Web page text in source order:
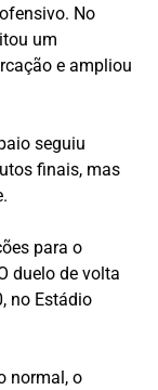
No
um
e ampliou
seguiu
finais, mas
para o
duelo de volta
no Estádio
normal, o